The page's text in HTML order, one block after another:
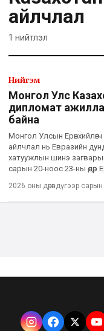
айлчлал
1 нийтлэл
Нийгэм
Монгол Улс
дипломат
байна
Монгол Улсын
айлчлал нь Евразийн
хатуужлын шинэ
сарын 20-ноос 23-ны өдөр
2026 оны дөрөвдүгээр